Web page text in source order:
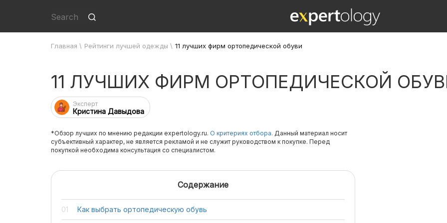
Главная \ Рейтинги лучшей одежды \ 11 лучших фирм ортопедической обуви
11 ЛУЧШИХ ФИРМ ОРТОПЕДИЧЕСКОЙ
Эксперт
Кристина Давыдова
*Обзор лучших по мнению редакции expertology.ru. О критериях отбора. Данный материал носит
субъективный характер, не является рекламой и не служит руководством к покупке. Перед
покупкой необходима консультация со специалистом.
Содержание
Как выбрать ортопедическую обувь